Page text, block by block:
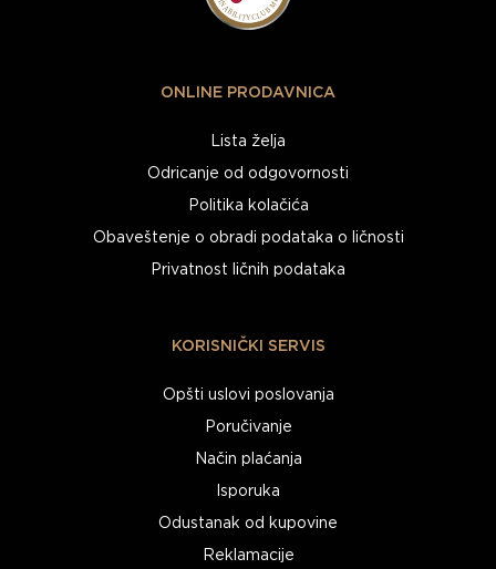
ONLINE PRODAVNICA
Lista želja
Odricanje od odgovornosti
Politika kolačića
Obaveštenje o obradi podataka o ličnosti
Privatnost ličnih podataka
KORISNIČKI SERVIS
Opšti uslovi poslovanja
Poručivanje
Način plaćanja
Isporuka
Odustanak od kupovine
Reklamacije